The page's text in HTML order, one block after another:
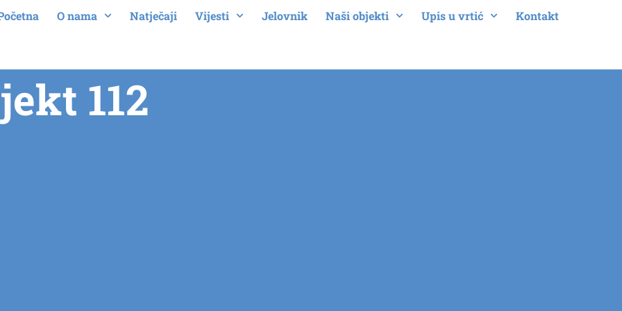
O nama Natječaji Vijesti Jelovnik Naši objekti Upis u vrtić Kontakt
112